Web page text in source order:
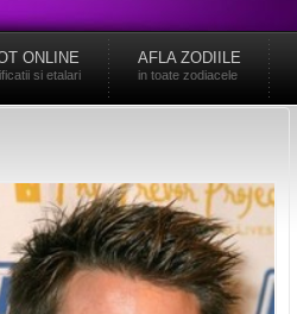
ONLINE
si etalari
AFLA ZODIILE
in toate zodiacele